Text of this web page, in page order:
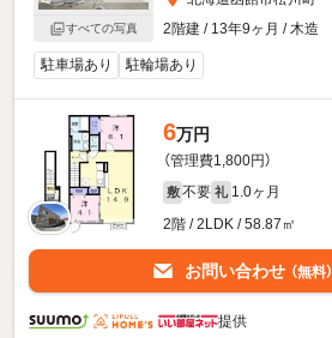
すべての写真
2階建 / 13年9ヶ月 / 木造
駐車場あり 駐輪場あり
6万円
（管理費1,800円）
敷 不要 礼 1.0ヶ月
2階 / 2LDK / 58.87㎡
お問い合わせ （無料）
提供